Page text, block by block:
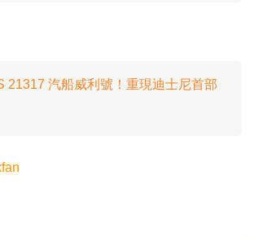
21317 汽船威利號！重現迪士尼首部